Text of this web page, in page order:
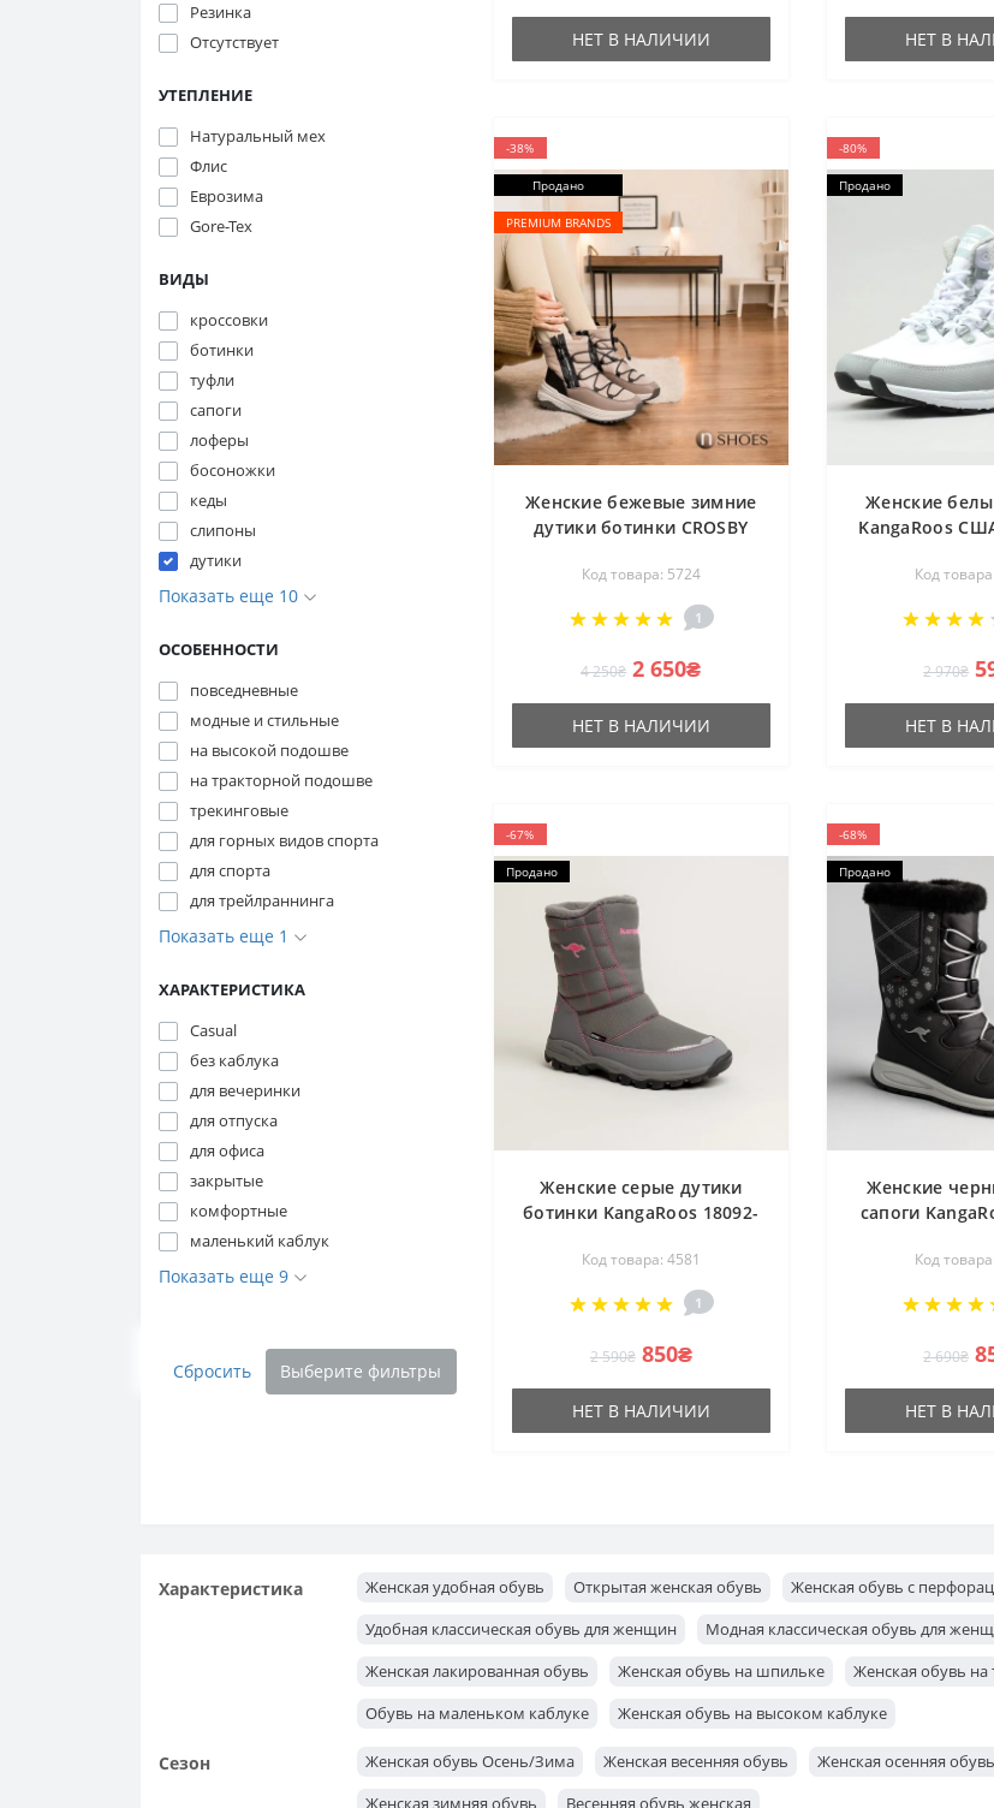
Резинка
Отсутствует
УТЕПЛЕНИЕ
Натуральный мех
Флис
Еврозима
Gore-Tex
ВИДЫ
кроссовки
ботинки
туфли
сапоги
лоферы
босоножки
кеды
слипоны
дутики
Показать еще 10
ОСОБЕННОСТИ
повседневные
модные и стильные
на высокой подошве
на тракторной подошве
трекинговые
для горных видов спорта
для спорта
для трейлраннинга
Показать еще 1
ХАРАКТЕРИСТИКА
Casual
без каблука
для вечеринки
для отпуска
для офиса
закрытые
комфортные
маленький каблук
Показать еще 9
Сбросить Выберите фильтры
НЕТ В НАЛИЧИИ НЕТ В
-38%
Продано
PREMIUM BRANDS
Женские бежевые зимние
дутики ботинки CROSBY
защиты ног от холода,
влаги и снега
Код товара: 5724
1
4 250₴ 2 650₴
НЕТ В НАЛИЧИИ
-80%
Продано
Женские
KangaRoos
Код
2 970₴
НЕТ В
-67%
Продано
Женские серые дутики
ботинки KangaRoos 18092-
4581 со скидкой 36 и 37
размер для прогулок
водонепроницаемые от
Код товара: 4581
1
2 590₴ 850₴
НЕТ В НАЛИЧИИ
-68%
Продано
Женские
сапоги
Black-Silver
зиму
утеплением
Код
2 690₴
НЕТ В
Характеристика Женская удобная обувь Открытая женская обувь Женская обувь с
Удобная классическая обувь для женщин
Модная классическая обувь для
Женская лакированная обувь
Женская обувь на шпильке Женская обувь на
Обувь на маленьком каблуке
Женская обувь на высоком каблуке
Сезон Женская обувь Осень/Зима Женская весенняя обувь Женская осенняя обувь